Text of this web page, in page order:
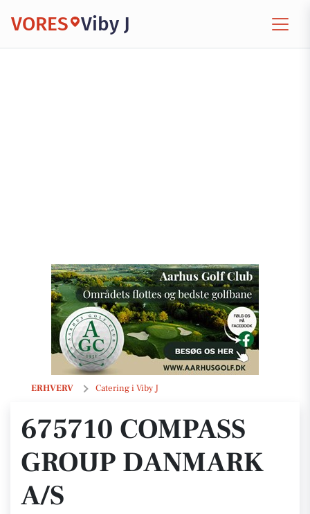
VORES Viby J
ERHVERV Catering i Viby J
675710 Compass Group Danmark A/S
675710 COMPASS
GROUP DANMARK
A/S